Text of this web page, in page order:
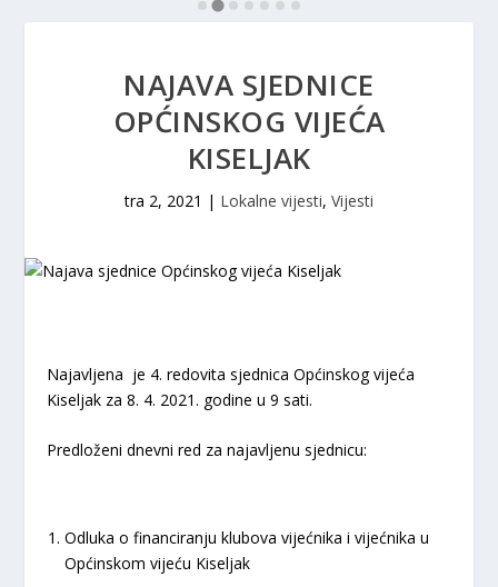
NAJAVA SJEDNICE
OPĆINSKOG VIJEĆA
KISELJAK
tra 2, 2021 | Lokalne vijesti, Vijesti
Najavljena je 4. redovita sjednica Općinskog vijeća
Kiseljak za 8. 4. 2021. godine u 9 sati.
Predloženi dnevni red za najavljenu sjednicu:
Odluka o financiranju klubova vijećnika i vijećnika u
Općinskom vijeću Kiseljak